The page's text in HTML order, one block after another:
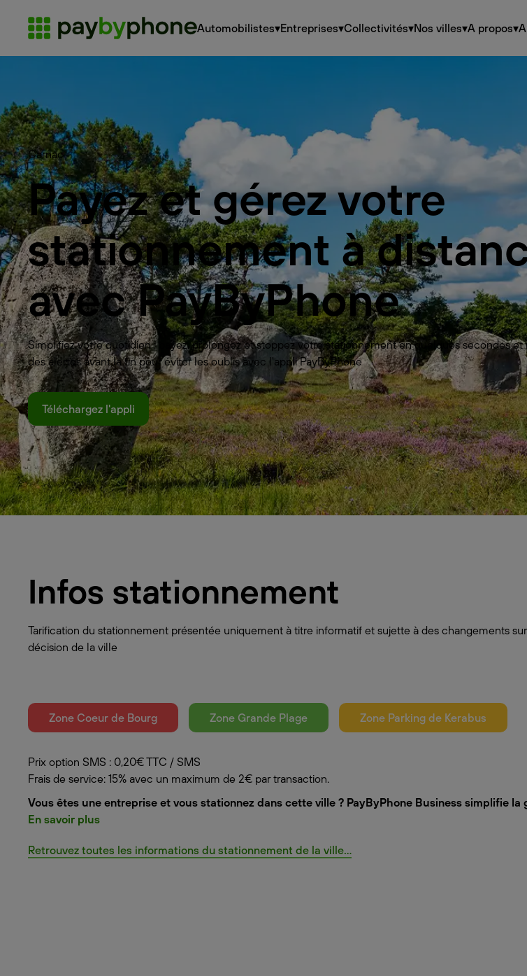
Automobilistes▾Entreprises▾Collectivités▾Nos villes▾A propos▾
Carnac
Payez et gérez votre
stationnement à
avec PayByPhone
Simplifiez votre quotidien : payez, prolongez et stoppez votre stationnement en quelques secondes et
des alertes avant la fin pour éviter les oublis avec l'appli PayByPhone
Téléchargez l'appli
Infos stationnement
Tarification du stationnement présentée uniquement à titre informatif et sujette à des changements sur
décision de la ville
Zone Coeur de Bourg Zone Grande Plage Zone Parking de Kerabus
Prix option SMS : 0,20€ TTC / SMS
Frais de service: 15% avec un maximum de 2€ par transaction.
Vous êtes une entreprise et vous stationnez dans cette ville ? PayByPhone Business simplifie
En savoir plus
Retrouvez toutes les informations du stationnement de la ville...